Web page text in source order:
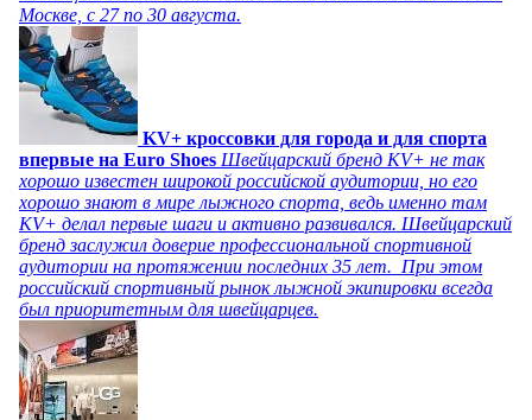
Москве, с 27 по 30 августа.
KV+ кроссовки для города и для спорта
впервые на Euro Shoes Швейцарский бренд KV+ не так
хорошо известен широкой российской аудитории, но его
хорошо знают в мире лыжного спорта, ведь именно там
KV+ делал первые шаги и активно развивался. Швейцарский
бренд заслужил доверие профессиональной спортивной
аудитории на протяжении последних 35 лет. При этом
российский спортивный рынок лыжной экипировки всегда
был приоритетным для швейцарцев.